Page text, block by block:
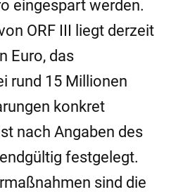
eingespart werden.
ORF III liegt derzeit
Euro, das
rund 15 Millionen
konkret
nach Angaben des
festgelegt.
sind die